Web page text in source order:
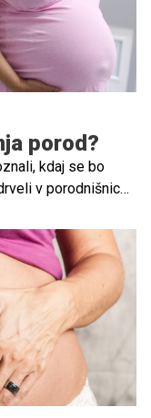
porod?
kdaj se bo
v porodnišnico